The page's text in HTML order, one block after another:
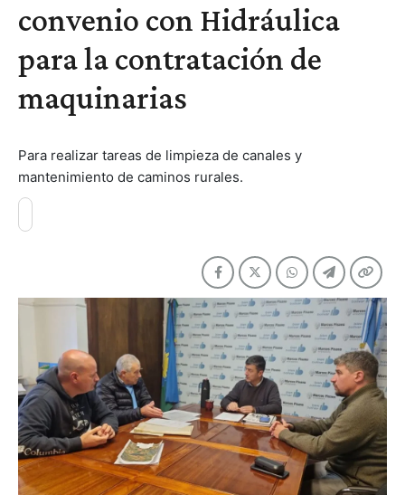
convenio con Hidráulica
para la contratación de
maquinarias
Para realizar tareas de limpieza de canales y
mantenimiento de caminos rurales.